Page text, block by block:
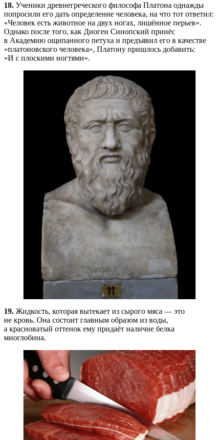
18. Ученики древнегреческого философа Платона однажды
попросили его дать определение человека, на что тот ответил:
«Человек есть животное на двух ногах, лишённое перьев».
Однако после того, как Диоген Синопский принёс
в Академию ощипанного петуха и предъявил его в качестве
«платоновского человека», Платону пришлось добавить:
«И с плоскими ногтями».
19. Жидкость, которая вытекает из сырого мяса — это
не кровь. Она состоит главным образом из воды,
а красноватый оттенок ему придаёт наличие белка
миоглобина.